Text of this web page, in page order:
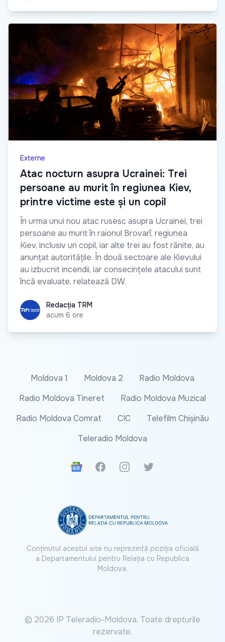
Externe
Atac nocturn asupra Ucrainei: Trei
persoane au murit în regiunea Kiev,
printre victime este și un copil
În urma unui nou atac rusesc asupra Ucrainei, trei
persoane au murit în raionul Brovarî, regiunea
Kiev, inclusiv un copil, iar alte trei au fost rănite, au
anunțat autoritățile. În două sectoare ale Kievului
au izbucnit incendii, iar consecințele atacului sunt
încă evaluate, relatează DW.
Redacția TRM
Redacția TRM
acum 6 ore
Moldova 1 Moldova 2
Radio Moldova
Radio Moldova Tineret
Radio Moldova Muzical
Radio Moldova Comrat
CIC
Telefilm Chișinău
Teleradio Moldova
Google News
FacebookInstagramTwitter
Conținutul acestui site nu reprezintă poziția oficială
a Departamentului pentru Relația cu Republica
Moldova.
© 2026 IP Teleradio-Moldova. Toate drepturile
rezervate.